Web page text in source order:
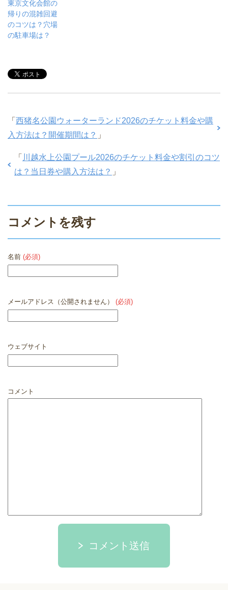
東京文化会館の
帰りの混雑回避
のコツは？穴場
の駐車場は？
「 西猪名公園ウォーターランド2026のチケット料金や購
入方法は？開催期間は？ 」
「 川越水上公園プール2026のチケット料金や割引のコツ
は？当日券や購入方法は？ 」
コメントを残す
名前 (必須)
メールアドレス（公開されません） (必須)
ウェブサイト
コメント
コメント送信